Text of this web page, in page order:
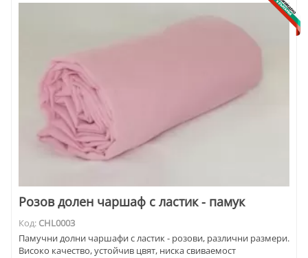
Розов долен чаршаф с ластик - памук
Код: CHL0003
Памучни долни чаршафи с ластик - розови, различни размери.
Високо качество, устойчив цвят, ниска свиваемост